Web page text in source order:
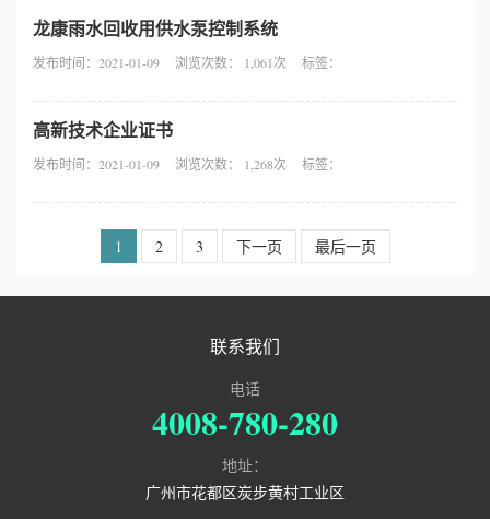
荣
质
龙康雨水回收用供水泵控制系统
发布时间：2021-01-09 浏览次数： 1,061次 标签：
高新技术企业证书
发布时间：2021-01-09 浏览次数： 1,268次 标签：
1 2 3 下一页 最后一页
联系我们
电话
4008-780-280
地址：
广州市花都区炭步黄村工业区